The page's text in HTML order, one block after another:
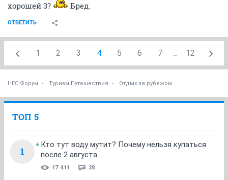
хорошей 3?
Бред.
ОТВЕТИТЬ
1 2 3 4 5 6 7 ... 12
НГС.Форум Туризм Путешествия Отдых за рубежом
ТОП 5
1
Кто тут воду мутит? Почему нельзя купаться
после 2 августа
17 411 28